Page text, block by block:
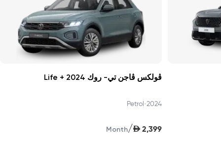
ڤولكس ڤاجن تي- روك Life + 2024
2024
•
Petrol
AED 2,399
/
Month